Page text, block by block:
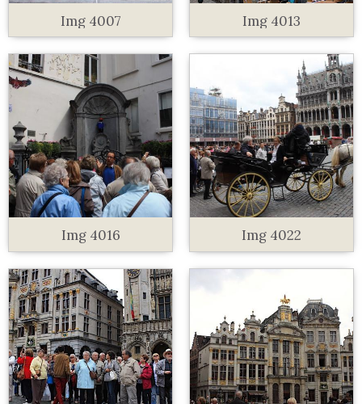
Img 4007 Img 4013
Img 4016 Img 4022